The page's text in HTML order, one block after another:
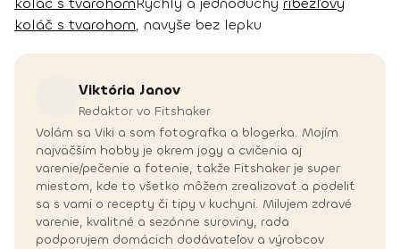
koláč s tvarohom, navyše bez lepku
Viktória Janov
Redaktor vo Fitshaker
Volám sa Viki a som fotografka a blogerka. Mojím
najväčším hobby je okrem jogy a cvičenia aj
varenie/pečenie a fotenie, takže Fitshaker je super
miestom, kde to všetko môžem zrealizovať a podeliť
sa s vami o recepty či tipy v kuchyni. Milujem zdravé
varenie, kvalitné a sezónne suroviny, rada
podporujem domácich dodávateľov a výrobcov